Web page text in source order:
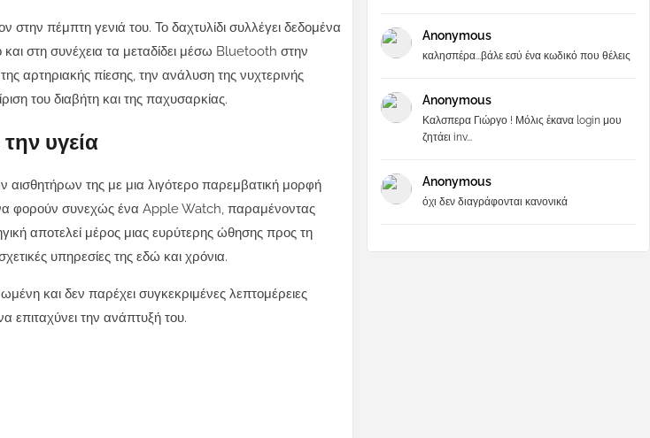
πέμπτη γενιά του. Το δαχτυλίδι συλλέγει δεδομένα
στη συνέχεια τα μεταδίδει μέσω Bluetooth στην
αρτηριακής πίεσης, την ανάλυση της νυχτερινής
του διαβήτη και της παχυσαρκίας.
υγεία
αισθητήρων της με μια λιγότερο παρεμβατική μορφή
φορούν συνεχώς ένα Apple Watch, παραμένοντας
αποτελεί μέρος μιας ευρύτερης ώθησης προς τη
υπηρεσίες της εδώ και χρόνια.
και δεν παρέχει συγκεκριμένες λεπτομέρειες
επιταχύνει την ανάπτυξή του.
Anonymous
καλησπέρα...βάλε εσύ ένα κωδικό που θέλεις
Anonymous
Καλσπερα Γιώργο ! Μόλις έκανα login μου
ζητάει inv...
Anonymous
όχι δεν διαγράφονται κανονικά